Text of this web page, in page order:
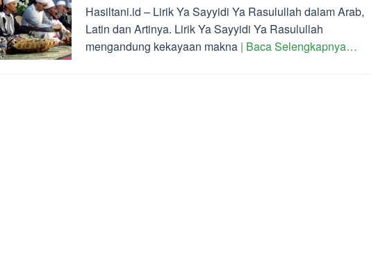
Hasiltani.id – Lirik Ya Sayyidi Ya Rasulullah dalam Arab,
Latin dan Artinya. Lirik Ya Sayyidi Ya Rasulullah
mengandung kekayaan makna | Baca Selengkapnya…